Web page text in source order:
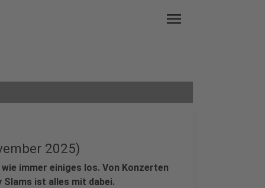
menu
2025)
immer einiges los. Von Konzerten
ist alles mit dabei.